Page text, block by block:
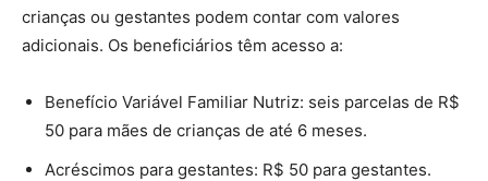
crianças ou gestantes podem contar com valores
adicionais. Os beneficiários têm acesso a:
Benefício Variável Familiar Nutriz: seis parcelas de R$
50 para mães de crianças de até 6 meses.
Acréscimos para gestantes: R$ 50 para gestantes.